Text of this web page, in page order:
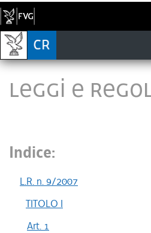
LEGGI E
Indice:
L.R. n. 9/2007
TITOLO I
Art. 1